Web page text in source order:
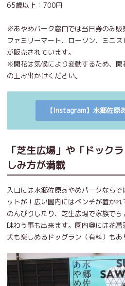
65歳以上：700円
※あやめパーク窓口では当日券のみ販
ファミリーマート、ローソン、ミニ
が販売されています。
※開花は気候により変動するため、開
の上お出かけください。
【Instagram】水郷佐原
「芝生広場」や「ドック
しみ方が満載
入口には水郷佐原あやめパークなら
ットが！広い園内にはベンチが置か
のんびりしたり、芝生広場で家族で
味わう事も出来ます。園内奥には花
犬も楽しめるドッグラン（有料）もあ